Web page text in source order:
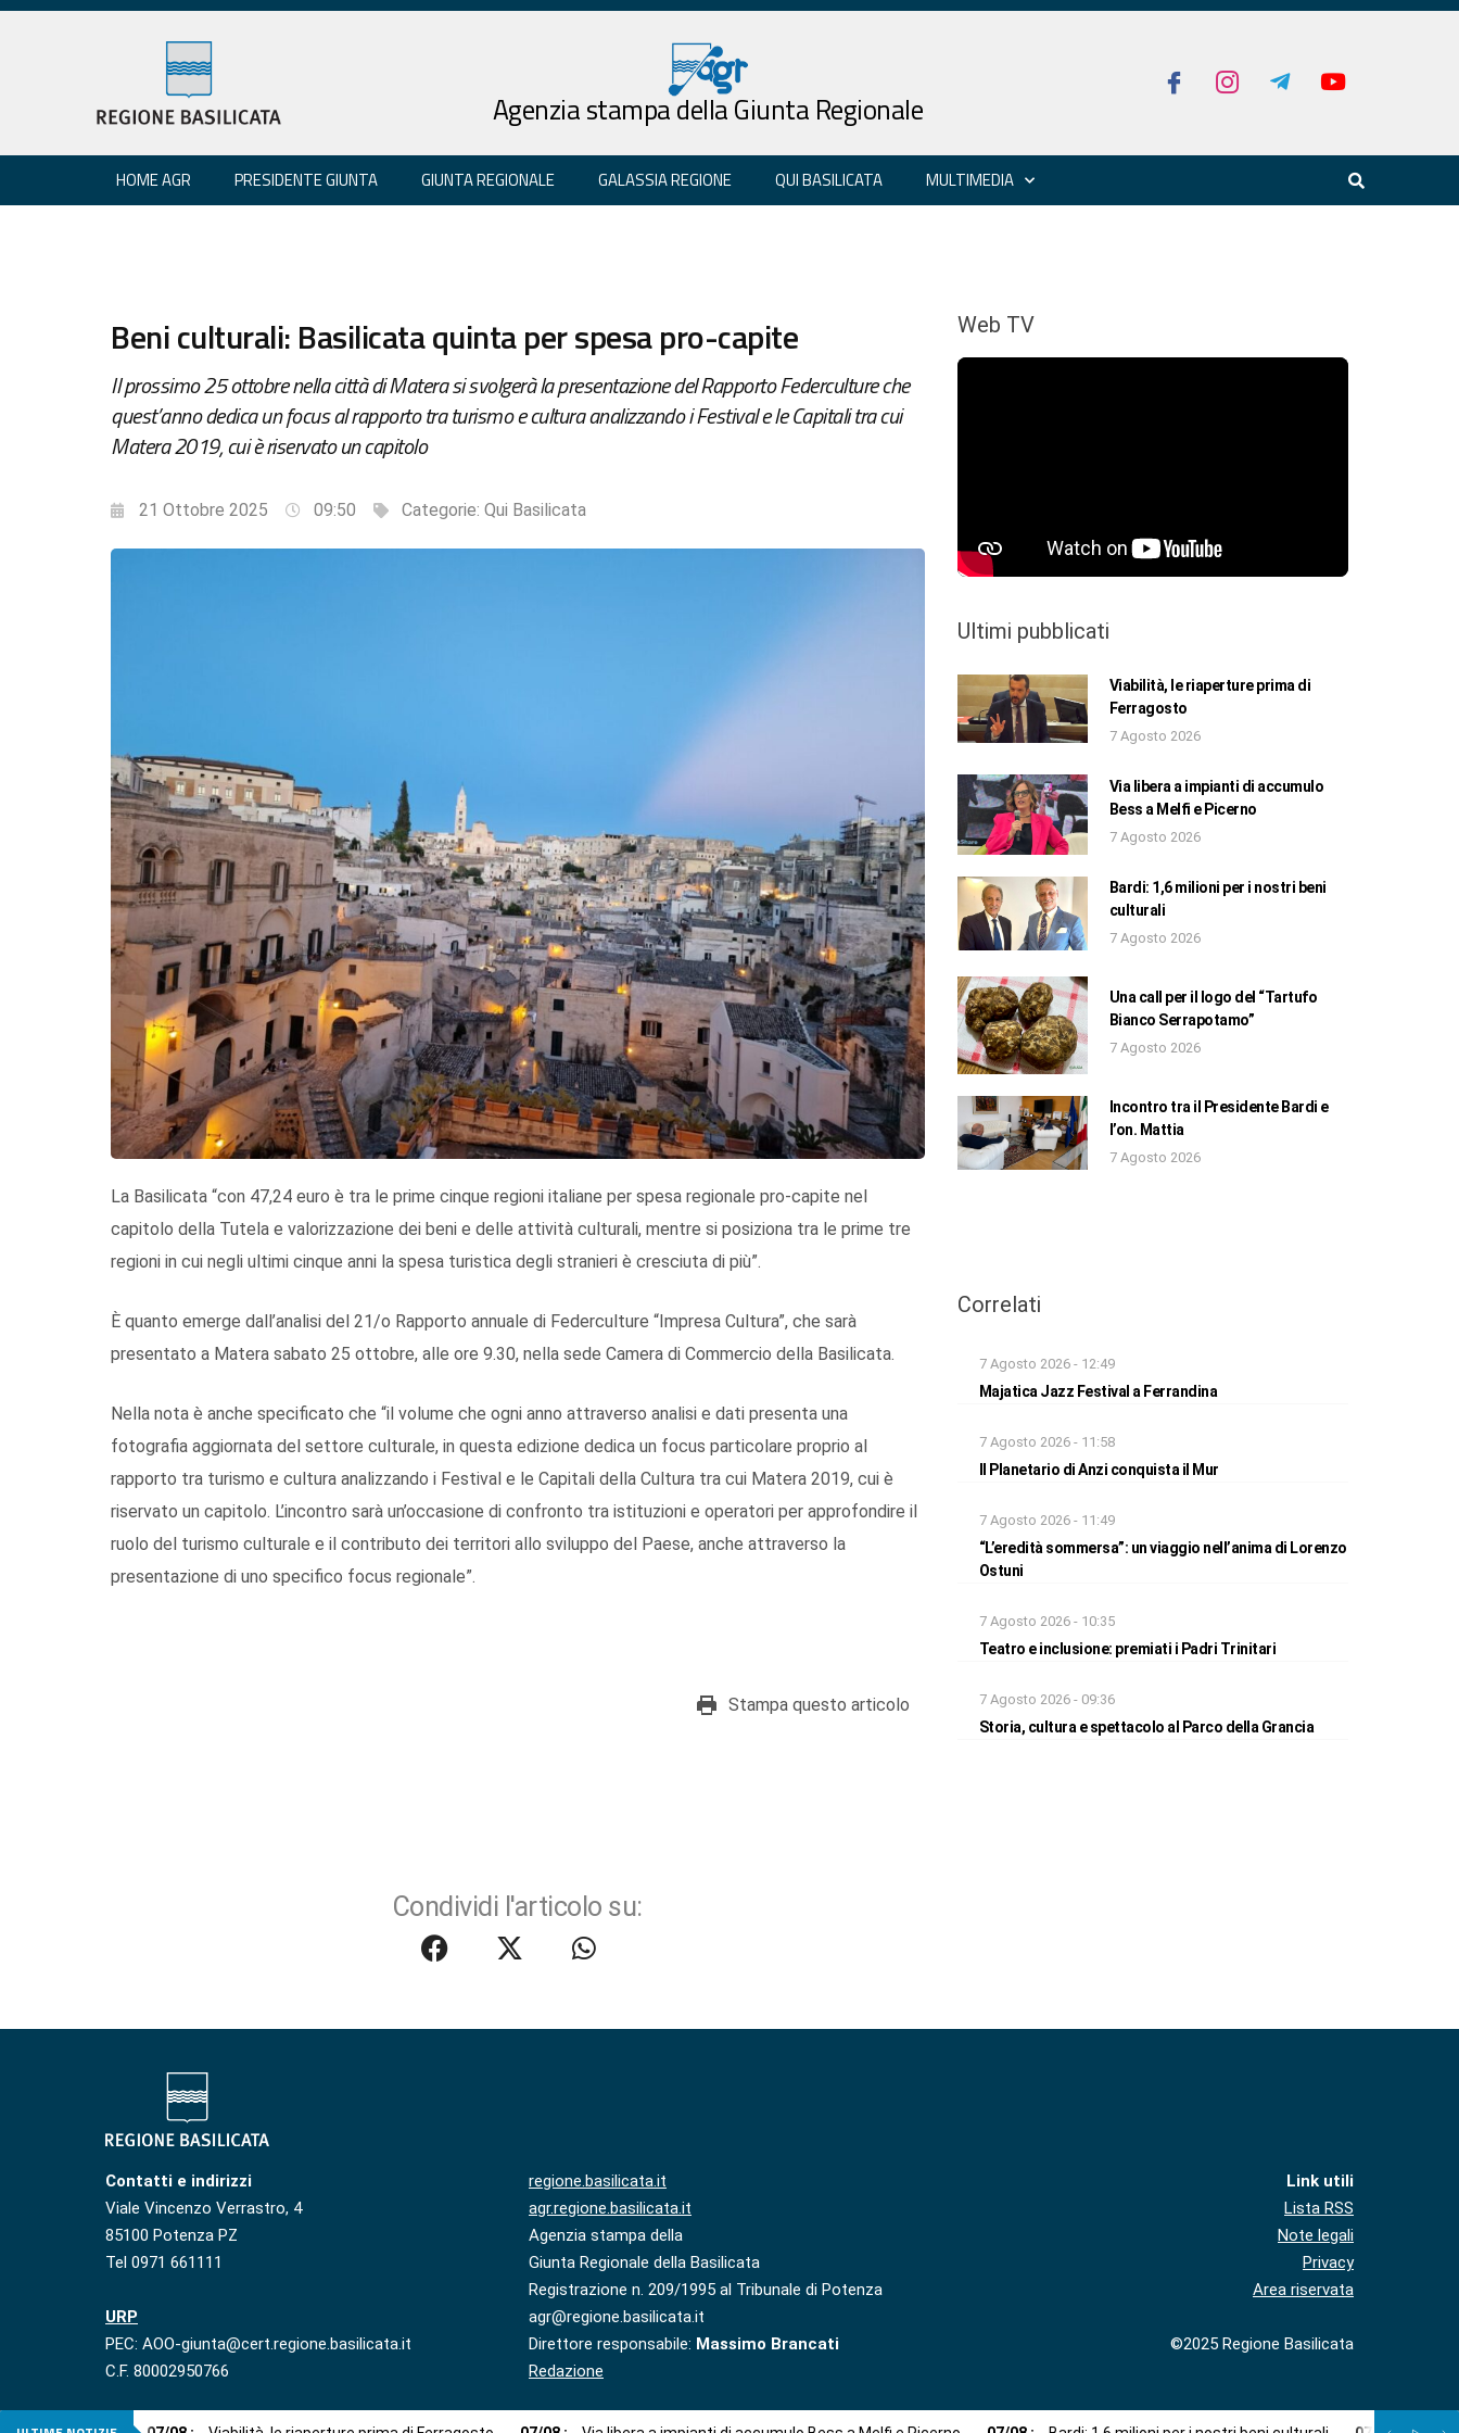
Agenzia stampa della Giunta Regionale
HOME AGR PRESIDENTE GIUNTA GIUNTA REGIONALE GALASSIA REGIONE QUI BASILICATA MULTIMEDIA
Beni culturali: Basilicata quinta per spesa pro-capite
Il prossimo 25 ottobre nella città di Matera si svolgerà la presentazione del Rapporto Federculture che
quest’anno dedica un focus al rapporto tra turismo e cultura analizzando i Festival e le Capitali tra cui
Matera 2019, cui è riservato un capitolo
21 Ottobre 2025 09:50 Categorie: Qui Basilicata
La Basilicata “con 47,24 euro è tra le prime cinque regioni italiane per spesa regionale pro-capite nel
capitolo della Tutela e valorizzazione dei beni e delle attività culturali, mentre si posiziona tra le prime tre
regioni in cui negli ultimi cinque anni la spesa turistica degli stranieri è cresciuta di più”.
È quanto emerge dall’analisi del 21/o Rapporto annuale di Federculture “Impresa Cultura”, che sarà
presentato a Matera sabato 25 ottobre, alle ore 9.30, nella sede Camera di Commercio della Basilicata.
Nella nota è anche specificato che “il volume che ogni anno attraverso analisi e dati presenta una
fotografia aggiornata del settore culturale, in questa edizione dedica un focus particolare proprio al
rapporto tra turismo e cultura analizzando i Festival e le Capitali della Cultura tra cui Matera 2019, cui è
riservato un capitolo. L’incontro sarà un’occasione di confronto tra istituzioni e operatori per approfondire il
ruolo del turismo culturale e il contributo dei territori allo sviluppo del Paese, anche attraverso la
presentazione di uno specifico focus regionale”.
Stampa questo articolo
Condividi l'articolo su:
Web TV
Ultimi pubblicati
Viabilità, le riaperture prima di
Ferragosto
7 Agosto 2026
Via libera a impianti di accumulo
Bess a Melfi e Picerno
7 Agosto 2026
Bardi: 1,6 milioni per i nostri beni
culturali
7 Agosto 2026
Una call per il logo del “Tartufo
Bianco Serrapotamo”
7 Agosto 2026
Incontro tra il Presidente Bardi e
l’on. Mattia
7 Agosto 2026
Correlati
7 Agosto 2026 - 12:49
Majatica Jazz Festival a Ferrandina
7 Agosto 2026 - 11:58
Il Planetario di Anzi conquista il Mur
7 Agosto 2026 - 11:49
“L’eredità sommersa”: un viaggio nell’anima di Lorenzo
Ostuni
7 Agosto 2026 - 10:35
Teatro e inclusione: premiati i Padri Trinitari
7 Agosto 2026 - 09:36
Storia, cultura e spettacolo al Parco della Grancia
Contatti e indirizzi
Viale Vincenzo Verrastro, 4
85100 Potenza PZ
Tel 0971 661111
URP
PEC: AOO-giunta@cert.regione.basilicata.it
C.F. 80002950766
regione.basilicata.it
agr.regione.basilicata.it
Agenzia stampa della
Giunta Regionale della Basilicata
Registrazione n. 209/1995 al Tribunale di Potenza
agr@regione.basilicata.it
Direttore responsabile: Massimo Brancati
Redazione
Link utili
Lista RSS
Note legali
Privacy
Area riservata
©2025 Regione Basilicata